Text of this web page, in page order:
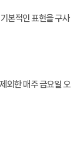
본적인 표현을 구사
외한 매주 금요일 오